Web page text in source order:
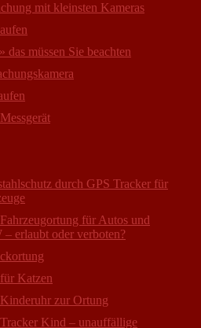
mit kleinsten Kameras
das müssen Sie beachten
durch GPS Tracker für
für Autos und
erlaubt oder verboten?
Katzen
zur Ortung
Kind – unauffällige